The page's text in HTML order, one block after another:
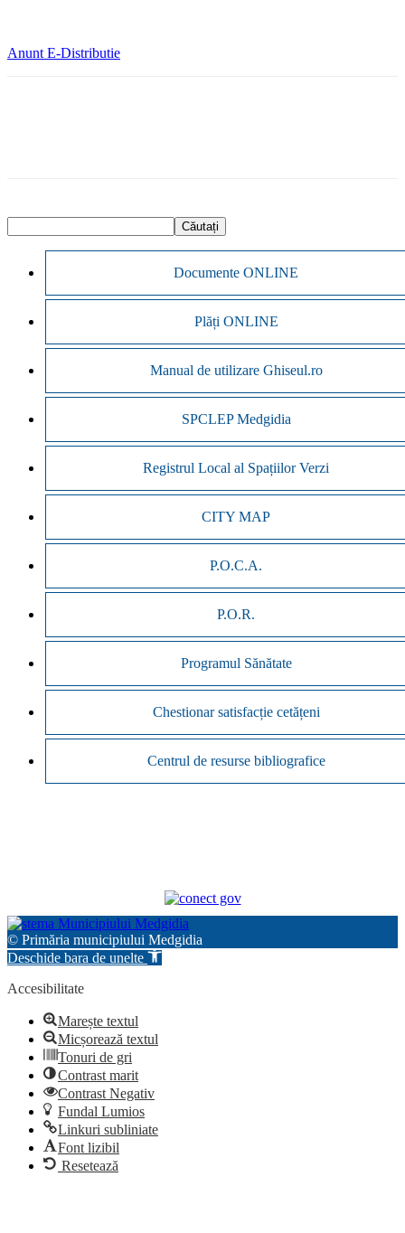
Anunt E-Distributie
Documente ONLINE
Plăți ONLINE
Manual de utilizare Ghiseul.ro
SPCLEP Medgidia
Registrul Local al Spațiilor Verzi
CITY MAP
P.O.C.A.
P.O.R.
Programul Sănătate
Chestionar satisfacție cetățeni
Centrul de resurse bibliografice
© Primăria municipiului Medgidia
Deschide bara de unelte
Accesibilitate
Marește textul
Micșorează textul
Tonuri de gri
Contrast marit
Contrast Negativ
Fundal Lumios
Linkuri subliniate
Font lizibil
Resetează